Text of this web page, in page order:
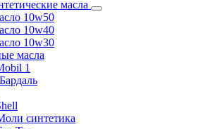
масла
10w50
10w40
10w30
масла
1
синтетика